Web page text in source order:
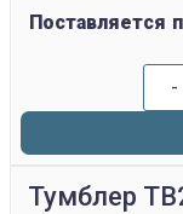
Поставляется
-
Тумблер